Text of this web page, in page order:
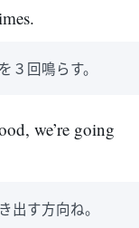
回鳴らす。
we’re going
出す方向ね。